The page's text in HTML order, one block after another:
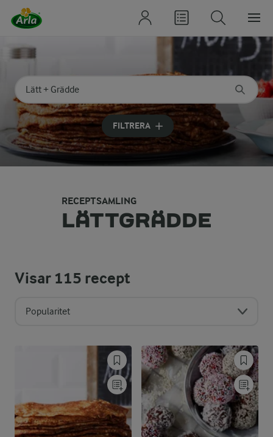
Sök på kategori eller ingrediens
Skriv in sökord för att få förslag
FILTRERA
RECEPTSAMLING
LÄTTGRÄDDE
Visar115 recept
Popularitet